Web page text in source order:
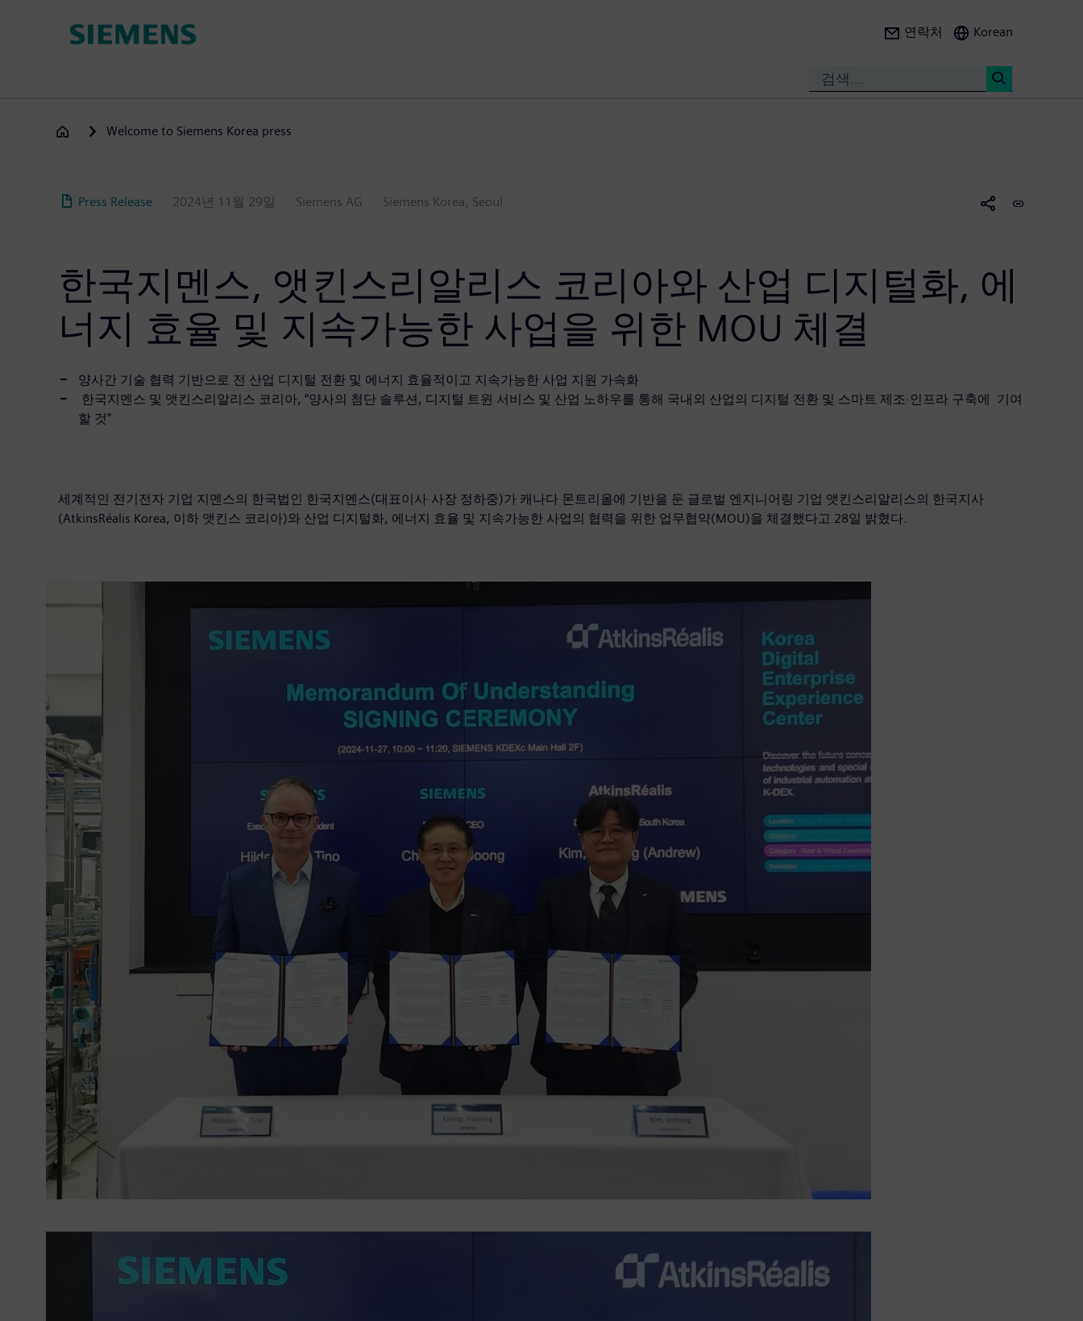
연락처 Korean
Welcome to Siemens Korea press
Press Release 2024년 11월 29일 Siemens AG Siemens Korea, Seoul
한국지멘스, 앳킨스리알리스 코리아와 산업 디지털화, 에
너지 효율 및 지속가능한 사업을 위한 MOU 체결
양사간 기술 협력 기반으로 전 산업 디지털 전환 및 에너지 효율적이고 지속가능한 사업 지원 가속화
한국지멘스 및 앳킨스리알리스 코리아, “양사의 첨단 솔루션, 디지털 트윈 서비스 및 산업 노하우를 통해 국내외 산업의 디지털 전환 및 스마트 제조·인프라 구축에 기여
할 것”
세계적인 전기전자 기업 지멘스의 한국법인 한국지멘스(대표이사·사장 정하중)가 캐나다 몬트리올에 기반을 둔 글로벌 엔지니어링 기업 앳킨스리알리스의 한국지사
(AtkinsRéalis Korea, 이하 앳킨스 코리아)와 산업 디지털화, 에너지 효율 및 지속가능한 사업의 협력을 위한 업무협약(MOU)을 체결했다고 28일 밝혔다.